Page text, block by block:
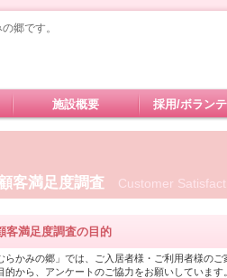
郷です。
客満足度調査 Customer
客満足度調査の目的
らかみの郷」では、ご入居者様・ご利用者様の
的から、アンケートのご協力をお願いしていま
施設概要 採用/ボラン